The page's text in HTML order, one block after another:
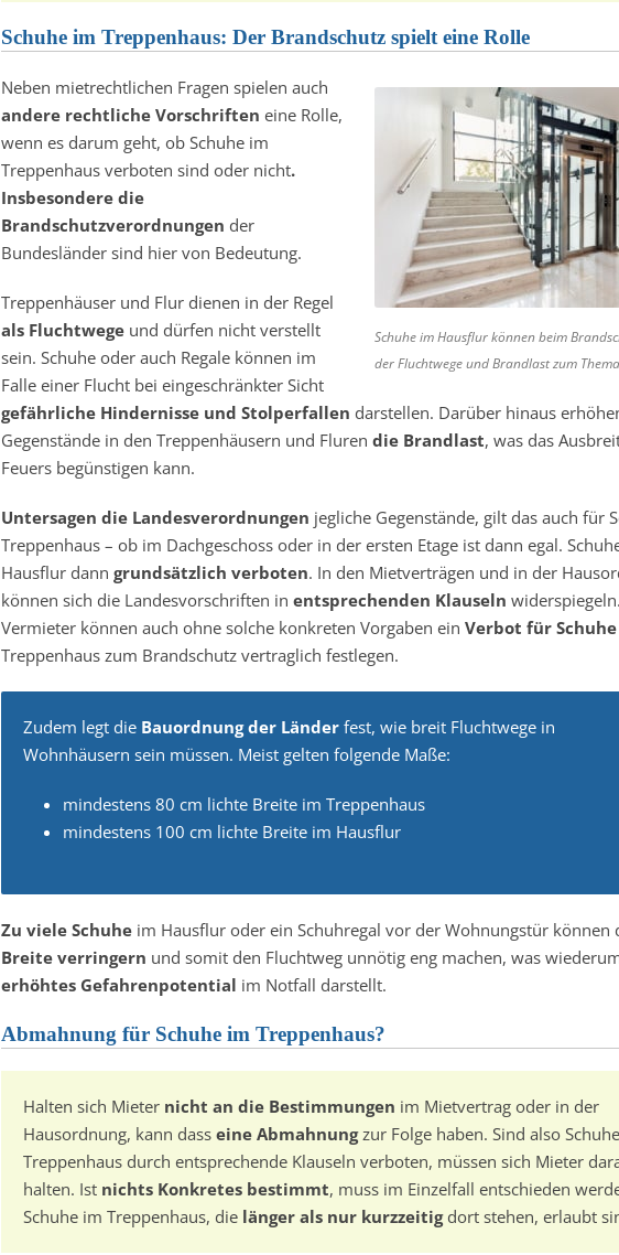
Schuhe im Treppenhaus: Der Brandschutz spielt eine Rolle
Schuhe im Hausflur können beim
der Fluchtwege und Brandlast zum
Neben mietrechtlichen Fragen spielen auch
andere rechtliche Vorschriften eine Rolle,
wenn es darum geht, ob Schuhe im
Treppenhaus verboten sind oder nicht.
Insbesondere die
Brandschutzverordnungen der
Bundesländer sind hier von Bedeutung.
Treppenhäuser und Flur dienen in der Regel
als Fluchtwegeund dürfen nicht verstellt
sein. Schuhe oder auch Regale können im
Falle einer Flucht bei eingeschränkter Sicht
gefährliche Hindernisse und Stolperfallen darstellen. Darüber hinaus
Gegenstände in den Treppenhäusern und Fluren die Brandlast, was das
Feuers begünstigen kann.
Untersagen die Landesverordnungen jegliche Gegenstände, gilt das auch für
Treppenhaus – ob im Dachgeschoss oder in der ersten Etage ist dann egal.
Hausflur dann grundsätzlich verboten. In den Mietverträgen und in der
können sich die Landesvorschriften in entsprechenden Klauseln
Vermieter können auch ohne solche konkreten Vorgaben ein Verbot für Schuhe
Treppenhaus zum Brandschutz vertraglich festlegen.
Zudem legt die Bauordnung der Länderfest, wie breit Fluchtwege in
Wohnhäusern sein müssen. Meist gelten folgende Maße:
mindestens 80 cm lichte Breite im Treppenhaus
mindestens 100 cm lichte Breite im Hausflur
Zu viele Schuheim Hausflur oder ein Schuhregal vor der Wohnungstür können
Breite verringern und somit den Fluchtweg unnötig eng machen, was
erhöhtes Gefahrenpotential im Notfall darstellt.
Abmahnung für Schuhe im Treppenhaus?
Halten sich Mieter nicht an die Bestimmungen im Mietvertrag oder in der
Hausordnung, kann dass eine Abmahnungzur Folge haben. Sind also
Treppenhaus durch entsprechende Klauseln verboten, müssen sich Mieter
halten. Ist nichts Konkretes bestimmt, muss im Einzelfall entschieden
Schuhe im Treppenhaus, die länger als nur kurzzeitigdort stehen, erlaubt